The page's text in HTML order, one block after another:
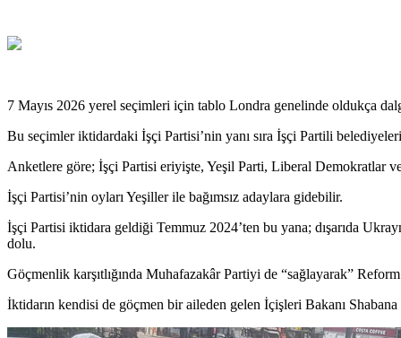
7 Mayıs 2026 yerel seçimleri için tablo Londra genelinde oldukça
Bu seçimler iktidardaki İşçi Partisi’nin yanı sıra İşçi Partili
Anketlere göre; İşçi Partisi eriyişte, Yeşil Parti, Liberal Demokratlar
İşçi Partisi’nin oyları Yeşiller ile bağımsız adaylara gidebilir.
İşçi Partisi iktidara geldiği Temmuz 2024’ten bu yana; dışarıda
dolu.
Göçmenlik karşıtlığında Muhafazakâr Partiyi de “sağlayarak”
İktidarın kendisi de göçmen bir aileden gelen İçişleri Bakanı Shabana